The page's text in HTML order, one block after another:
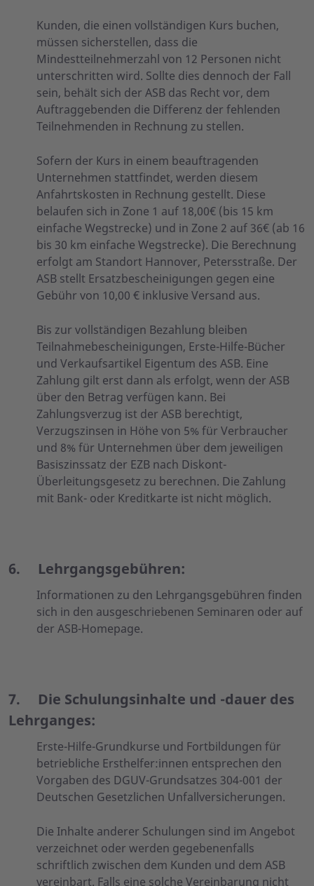
Kunden, die einen vollständigen Kurs buchen,
müssen sicherstellen, dass die
Mindestteilnehmerzahl von 12 Personen nicht
unterschritten wird. Sollte dies dennoch der Fall
sein, behält sich der ASB das Recht vor, dem
Auftraggebenden die Differenz der fehlenden
Teilnehmenden in Rechnung zu stellen.
Sofern der Kurs in einem beauftragenden
Unternehmen stattfindet, werden diesem
Anfahrtskosten in Rechnung gestellt. Diese
belaufen sich in Zone 1 auf 18,00€ (bis 15 km
einfache Wegstrecke) und in Zone 2 auf 36€ (ab 16
bis 30 km einfache Wegstrecke). Die Berechnung
erfolgt am Standort Hannover, Petersstraße. Der
ASB stellt Ersatzbescheinigungen gegen eine
Gebühr von 10,00 € inklusive Versand aus.
Bis zur vollständigen Bezahlung bleiben
Teilnahmebescheinigungen, Erste-Hilfe-Bücher
und Verkaufsartikel Eigentum des ASB. Eine
Zahlung gilt erst dann als erfolgt, wenn der ASB
über den Betrag verfügen kann. Bei
Zahlungsverzug ist der ASB berechtigt,
Verzugszinsen in Höhe von 5% für Verbraucher
und 8% für Unternehmen über dem jeweiligen
Basiszinssatz der EZB nach Diskont-
Überleitungsgesetz zu berechnen. Die Zahlung
mit Bank- oder Kreditkarte ist nicht möglich.
6. Lehrgangsgebühren:
Informationen zu den Lehrgangsgebühren finden
sich in den ausgeschriebenen Seminaren oder auf
der ASB-Homepage.
7. Die Schulungsinhalte und -dauer des
Lehrganges:
Erste-Hilfe-Grundkurse und Fortbildungen für
betriebliche Ersthelfer:innen entsprechen den
Vorgaben des DGUV-Grundsatzes 304-001 der
Deutschen Gesetzlichen Unfallversicherungen.
Die Inhalte anderer Schulungen sind im Angebot
verzeichnet oder werden gegebenenfalls
schriftlich zwischen dem Kunden und dem ASB
vereinbart. Falls eine solche Vereinbarung nicht